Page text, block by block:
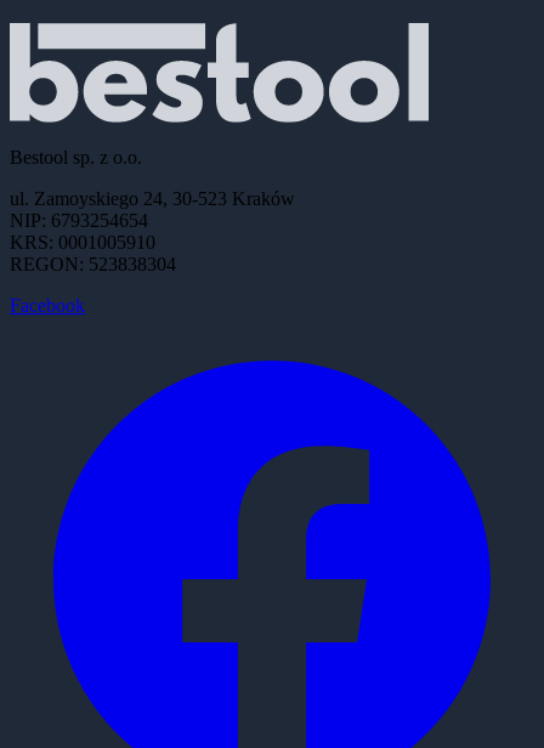
Bestool sp. z o.o.
ul. Zamoyskiego 24, 30-523 Kraków
NIP: 6793254654
KRS: 0001005910
REGON: 523838304
Facebook